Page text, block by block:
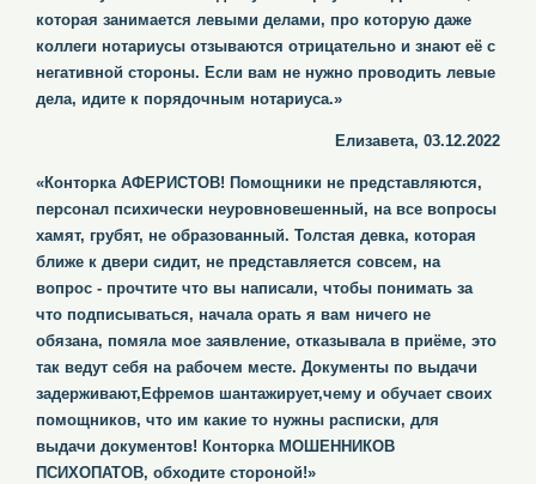
которая занимается левыми делами, про которую даже
коллеги нотариусы отзываются отрицательно и знают её с
негативной стороны. Если вам не нужно проводить левые
дела, идите к порядочным нотариуса.»
Елизавета, 03.12.2022
«Конторка АФЕРИСТОВ! Помощники не представляются,
персонал психически неуровновешенный, на все вопросы
хамят, грубят, не образованный. Толстая девка, которая
ближе к двери сидит, не представляется совсем, на
вопрос - прочтите что вы написали, чтобы понимать за
что подписываться, начала орать я вам ничего не
обязана, помяла мое заявление, отказывала в приёме, это
так ведут себя на рабочем месте. Документы по выдачи
задерживают,Ефремов шантажирует,чему и обучает своих
помощников, что им какие то нужны расписки, для
выдачи документов! Конторка МОШЕННИКОВ
ПСИХОПАТОВ, обходите стороной!»